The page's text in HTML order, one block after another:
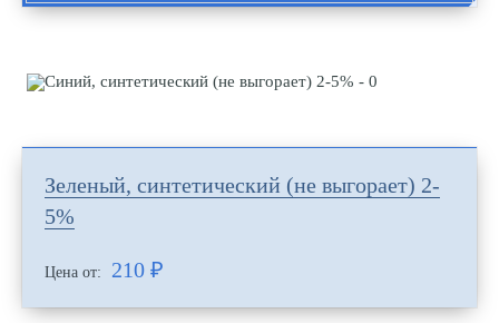
Зеленый, синтетический (не выгорает) 2-
5%
Цена от: 210 ₽